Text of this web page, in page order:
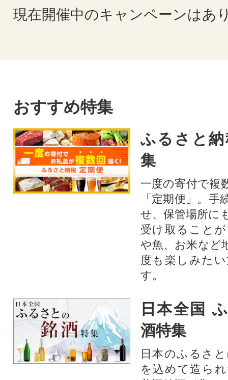
現在開催中のキャンペーンはあ
おすすめ特集
ふるさと
集
一度の寄付で複
「定期便」。
せ、保管場所に
受け取ること
や魚、お米など
度も楽しみた
す。
日本全国
酒特集
日本のふるさ
を込めて造ら